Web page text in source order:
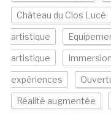
Château du Clos Lucé
artistique
artistique Immersion
expériences
Réalité augmentée